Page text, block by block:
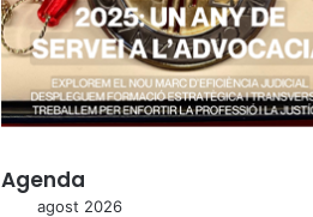
Agenda
agost 2026